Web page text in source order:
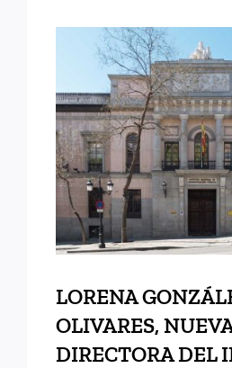
LORENA
OLIVARES,
DIRECTORA
LORENA
OLIVARES,
DIRECTORA DEL